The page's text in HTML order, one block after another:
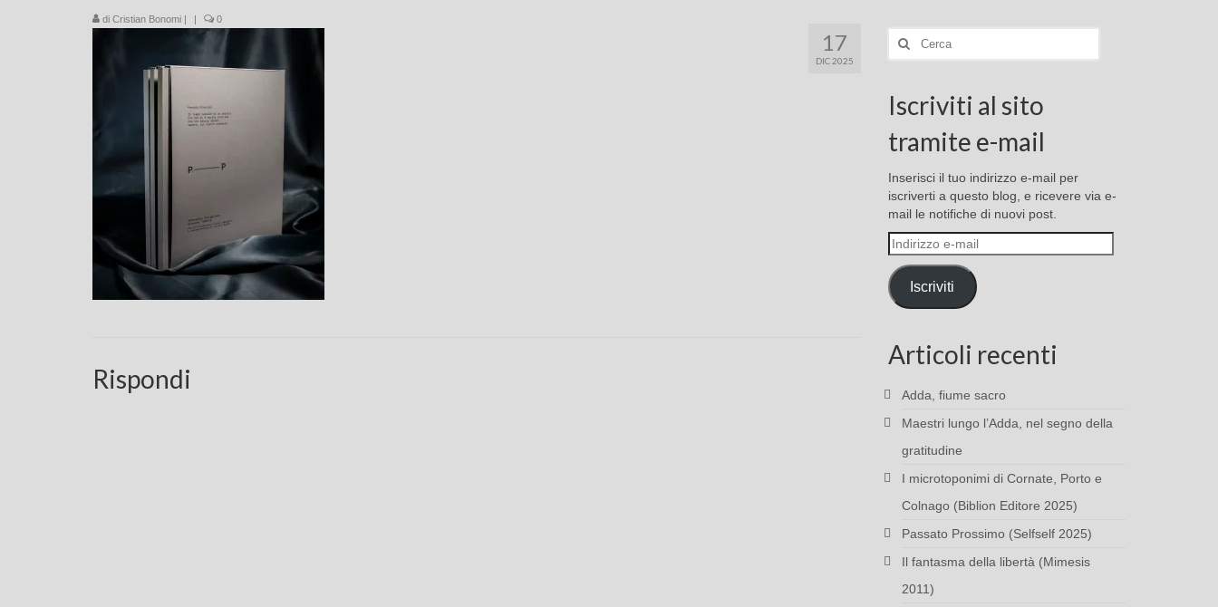
17
DIC 2025
di Cristian Bonomi | | 0
Rispondi
Cerca:
Iscriviti al sito
tramite e-mail
Inserisci il tuo indirizzo e-mail per
iscriverti a questo blog, e ricevere via e-
mail le notifiche di nuovi post.
Indirizzo
e-
mail
Iscriviti
Articoli recenti
Adda, fiume sacro
Maestri lungo l’Adda, nel segno della
gratitudine
I microtoponimi di Cornate, Porto e
Colnago (Biblion Editore 2025)
Passato Prossimo (Selfself 2025)
Il fantasma della libertà (Mimesis
2011)